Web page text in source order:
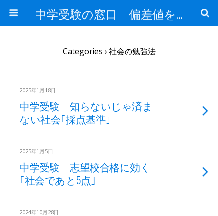
中学受験の窓口 偏差値を上げる勉強法
Categories › 社会の勉強法
2025年1月18日
中学受験 知らないじゃ済ま
ない社会｢採点基準｣
2025年1月5日
中学受験 志望校合格に効く
｢社会であと5点｣
2024年10月28日